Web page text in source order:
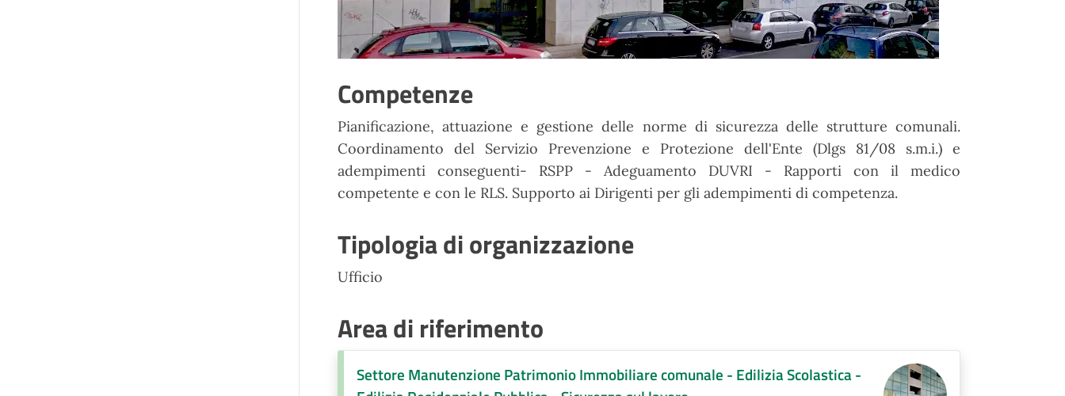
Competenze
Pianificazione, attuazione e gestione delle norme di sicurezza delle strutture comunali.
Coordinamento del Servizio Prevenzione e Protezione dell'Ente (Dlgs 81/08 s.m.i.) e
adempimenti conseguenti- RSPP - Adeguamento DUVRI - Rapporti con il medico
competente e con le RLS. Supporto ai Dirigenti per gli adempimenti di competenza.
Tipologia di organizzazione
Ufficio
Area di riferimento
Settore Manutenzione Patrimonio Immobiliare comunale - Edilizia Scolastica -